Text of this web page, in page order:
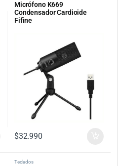
Micrófono K669
Condensador Cardioide
Fifine
$32.990
Teclados